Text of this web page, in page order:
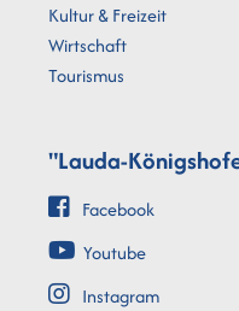
Kultur & Freizeit
Wirtschaft
Tourismus
"Lauda-
Facebook
Youtube
Instagram